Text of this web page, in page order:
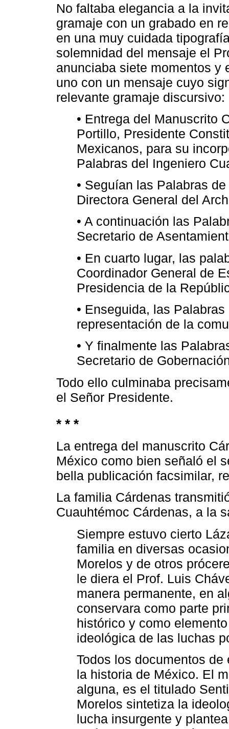
No faltaba elegancia a la
gramaje con un grabado en
en una muy cuidada
solemnidad del mensaje el
anunciaba siete momentos y
uno con un mensaje cuyo
relevante gramaje discursivo:
• Entrega del Manuscrito
Portillo, Presidente
Mexicanos, para su
Palabras del Ingeniero
• Seguían las Palabras
Directora General del
• A continuación las
Secretario de
• En cuarto lugar, las
Coordinador General de
Presidencia de la
• Enseguida, las
representación de la
• Y finalmente las
Secretario de
Todo ello culminaba
el Señor Presidente.
* * *
La entrega del manuscrito
México como bien señaló el
bella publicación facsimilar,
La familia Cárdenas
Cuauhtémoc Cárdenas, a la
Siempre estuvo cierto
familia en diversas
Morelos y de otros
le diera el Prof. Luis
manera permanente, en
conservara como parte
histórico y como
ideológica de las luchas
Todos los documentos
la historia de México. El
alguna, es el titulado
Morelos sintetiza la
lucha insurgente y